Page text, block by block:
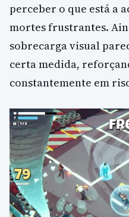
perceber o que está a
mortes frustrantes.
sobrecarga visual
certa medida,
constantemente em